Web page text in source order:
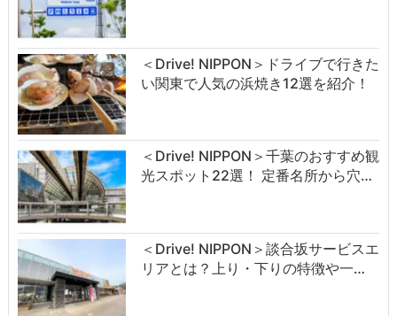
＜Drive! NIPPON＞ドライブで行きた
い関東で人気の浜焼き12選を紹介！
＜Drive! NIPPON＞千葉のおすすめ観
光スポット22選！ 定番名所から穴…
＜Drive! NIPPON＞談合坂サービスエ
リアとは？上り・下りの特徴や一…